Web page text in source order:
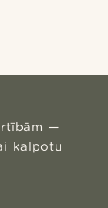
—
kalpotu